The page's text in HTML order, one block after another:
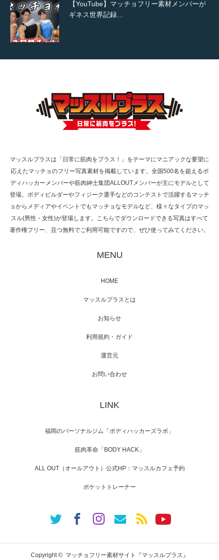
ギネス世界記録…
TOKYO FMラジオ番組「ONE MORNING」
で紹介さ…
た（6/8放送）
映画「メカバース」舞台挨拶へマッスルプラ
【TV】NHK BS「COOL JAPAN 」にてマッス
「ねとらぼ」さんに…
マッスルプラスは「日常に筋肉をプラス！」をテーマにマニアックな要望に
応えたマッチョのフリー写真素材を掲載しています。全国500名を超えるボ
ディハッカーメンバーや筋肉紳士集団ALLOUTメンバーが主にモデルとして
登場。ボディビルダーやフィジーク選手などのコンテストで活躍するマッチ
ョからメディアやイベントでもマッチョなモデルなど、様々なタイプのマッ
スル(男性・女性)が登場します。こちらでダウンロードできる写真はすべて
著作権フリー、且つ無料でご利用可能ですので、ぜひ使ってみてください。
MENU
HOME
マッスルプラスとは
お知らせ
利用規約・ガイド
運営元
お問い合わせ
LINK
福岡のパーソナルジム「ボディハッカーズラボ」
筋肉革命「BODY HACK」
ALL OUT（オールアウト）公式HP：マッスルカフェ予約
ポケットトレーナー
Copyright © マッチョフリー素材サイト『マッスルプラス』